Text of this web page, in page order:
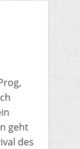
geht
des